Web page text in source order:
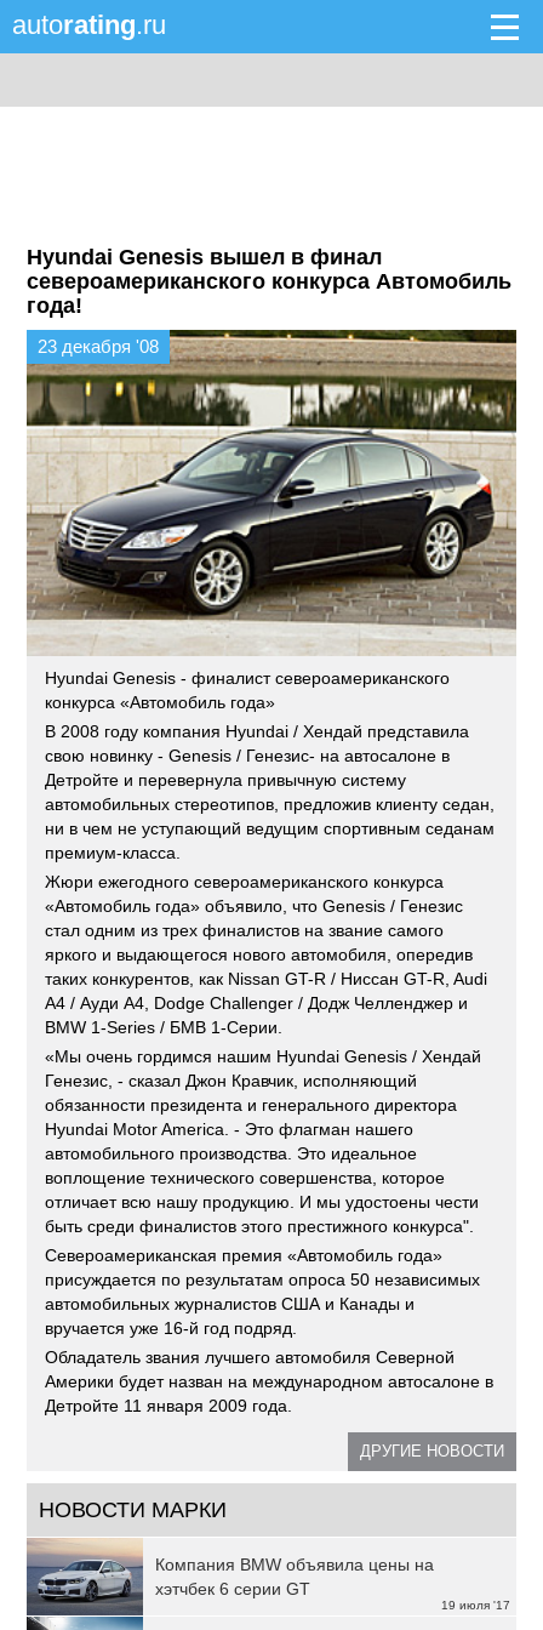
autorating.ru
Hyundai Genesis вышел в финал
североамериканского конкурса Автомобиль
года!
23 декабря '08
Hyundai Genesis - финалист североамериканского
конкурса «Автомобиль года»
В 2008 году компания Hyundai / Хендай представила
свою новинку - Genesis / Генезис- на автосалоне в
Детройте и перевернула привычную систему
автомобильных стереотипов, предложив клиенту седан,
ни в чем не уступающий ведущим спортивным седанам
премиум-класса.
Жюри ежегодного североамериканского конкурса
«Автомобиль года» объявило, что Genesis / Генезис
стал одним из трех финалистов на звание самого
яркого и выдающегося нового автомобиля, опередив
таких конкурентов, как Nissan GT-R / Ниссан GT-R, Audi
A4 / Ауди A4, Dodge Challenger / Додж Челленджер и
BMW 1-Series / БМВ 1-Серии.
«Мы очень гордимся нашим Hyundai Genesis / Хендай
Генезис, - сказал Джон Кравчик, исполняющий
обязанности президента и генерального директора
Hyundai Motor America. - Это флагман нашего
автомобильного производства. Это идеальное
воплощение технического совершенства, которое
отличает всю нашу продукцию. И мы удостоены чести
быть среди финалистов этого престижного конкурса".
Североамериканская премия «Автомобиль года»
присуждается по результатам опроса 50 независимых
автомобильных журналистов США и Канады и
вручается уже 16-й год подряд.
Обладатель звания лучшего автомобиля Северной
Америки будет назван на международном автосалоне в
Детройте 11 января 2009 года.
ДРУГИЕ НОВОСТИ
НОВОСТИ МАРКИ
19 июля '17
Компания BMW объявила цены на
хэтчбек 6 серии GT